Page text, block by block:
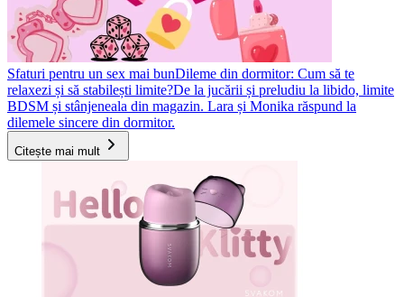
Sfaturi pentru un sex mai bunDileme din dormitor: Cum să te
relaxezi și să stabilești limite?De la jucării și preludiu la libido, limite
BDSM și stânjeneala din magazin. Lara și Monika răspund la
dilemele sincere din dormitor.
Citește mai mult